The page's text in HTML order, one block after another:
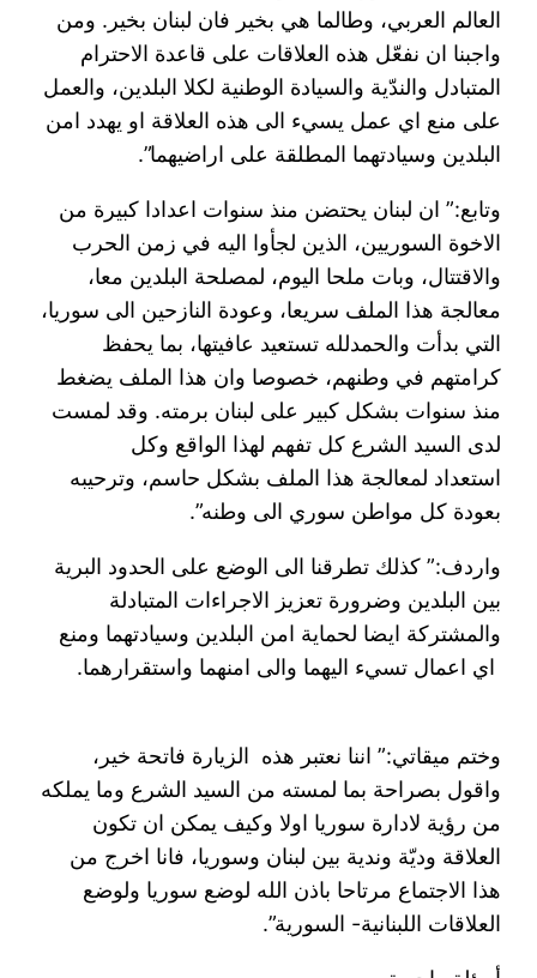
العالم العربي، وطالما هي بخير فان لبنان بخير. ومن
واجبنا ان نفعّل هذه العلاقات على قاعدة الاحترام
المتبادل والندّية والسيادة الوطنية لكلا البلدين، والعمل
على منع اي عمل يسيء الى هذه العلاقة او يهدد امن
البلدين وسيادتهما المطلقة على اراضيهما”.
وتابع:” ان لبنان يحتضن منذ سنوات اعدادا كبيرة من
الاخوة السوريين، الذين لجأوا اليه في زمن الحرب
والاقتتال، وبات ملحا اليوم، لمصلحة البلدين معا،
معالجة هذا الملف سريعا، وعودة النازحين الى سوريا،
التي بدأت والحمدلله تستعيد عافيتها، بما يحفظ
كرامتهم في وطنهم، خصوصا وان هذا الملف يضغط
منذ سنوات بشكل كبير على لبنان برمته. وقد لمست
لدى السيد الشرع كل تفهم لهذا الواقع وكل
استعداد لمعالجة هذا الملف بشكل حاسم، وترحيبه
بعودة كل مواطن سوري الى وطنه”.
واردف:” كذلك تطرقنا الى الوضع على الحدود البرية
بين البلدين وضرورة تعزيز الاجراءات المتبادلة
والمشتركة ايضا لحماية امن البلدين وسيادتهما ومنع
اي اعمال تسيء اليهما والى امنهما واستقرارهما.
وختم ميقاتي:” اننا نعتبر هذه الزيارة فاتحة خير،
واقول بصراحة بما لمسته من السيد الشرع وما يملكه
من رؤية لادارة سوريا اولا وكيف يمكن ان تكون
العلاقة وديّة وندية بين لبنان وسوريا، فانا اخرج من
هذا الاجتماع مرتاحا باذن الله لوضع سوريا ولوضع
العلاقات اللبنانية- السورية”.